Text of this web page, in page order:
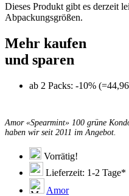
Dieses Produkt gibt es derzeit
Abpackungsgrößen.
Mehr kaufen
und sparen
ab 2 Packs: -10%
Amor «Spearmint» 100 grüne
haben wir seit 2011 im Angebot.
Vorrätig!
Lieferzeit: 1-2 Tage*
Amor